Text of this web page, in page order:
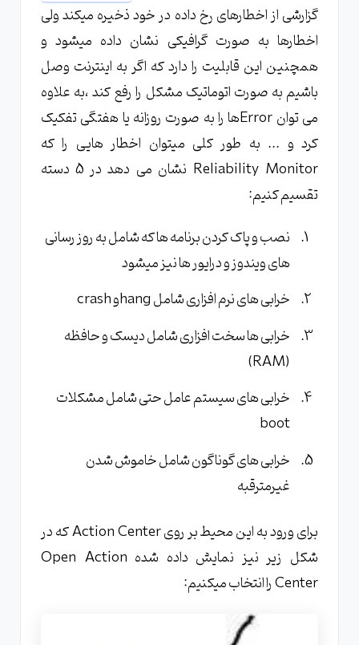
گزارشی از اخطارهای رخ داده در خود ذخیره میکند ولی
اخطارها به صورت گرافیکی نشان داده میشود و
همچنین این قابلیت را دارد که اگر به اینترنت وصل
باشیم به صورت اتوماتیک مشکل را رفع کند ،به علاوه
می توان Errorها را به صورت روزانه یا هفتگی تفکیک
کرد و ... به طور کلی میتوان اخطار هایی را که
Reliability Monitor نشان می دهد در 5 دسته
تقسیم کنیم:
نصب و پاک کردن برنامه ها که شامل به روز رسانی
های ویندوز و درایور ها نیز میشود
خرابی های نرم افزاری شامل hangو crash
خرابی ها سخت افزاری شامل دیسک و حافظه
(RAM)
خرابی های سیستم عامل حتی شامل مشکلات
boot
خرابی های گوناگون شامل خاموش شدن
غیرمترقبه
برای ورود به این محیط بر روی Action Center که در
شکل زیر نیز نمایش داده شده Open Action
Center را انتخاب میکنیم: